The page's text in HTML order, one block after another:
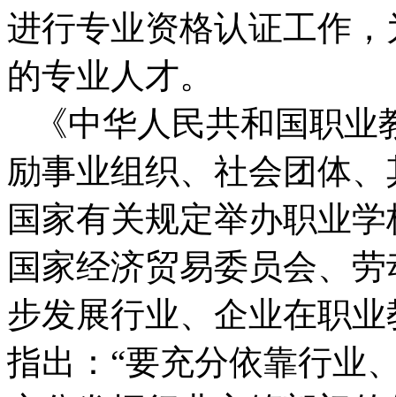
进行专业资格认证工作
的专业人才。
《中华人民共和国职业
励事业组织、社会团体
国家有关规定举办职业
国家经济贸易委员会、
步发展行业、企业在职
指出：“要充分依靠行业